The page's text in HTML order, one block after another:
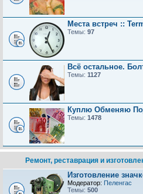
Места встреч ::
Темы: 97
Всё остальное.
Темы: 1127
Куплю Обменяю
Темы: 1478
Ремонт, реставрация и
Изготовление
Модератор: Пеленгас
Темы: 500